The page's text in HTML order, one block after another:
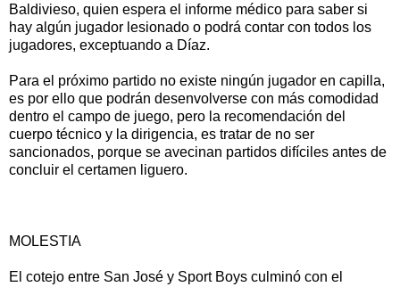
Baldivieso, quien espera el informe médico para saber si
hay algún jugador lesionado o podrá contar con todos los
jugadores, exceptuando a Díaz.
Para el próximo partido no existe ningún jugador en capilla,
es por ello que podrán desenvolverse con más comodidad
dentro el campo de juego, pero la recomendación del
cuerpo técnico y la dirigencia, es tratar de no ser
sancionados, porque se avecinan partidos difíciles antes de
concluir el certamen liguero.
MOLESTIA
El cotejo entre San José y Sport Boys culminó con el